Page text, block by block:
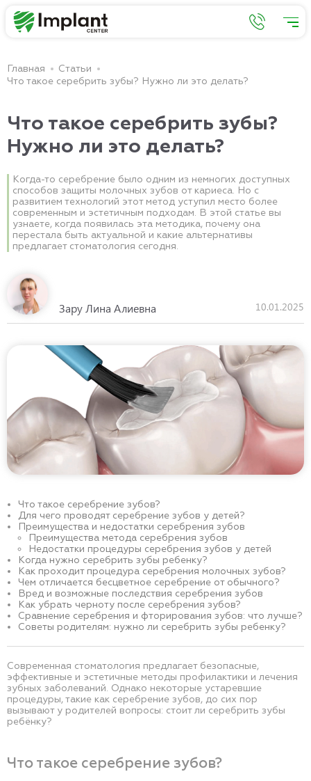
Главная
Статьи
Что такое серебрить зубы? Нужно ли это делать?
Что такое серебрить зубы?
Нужно ли это делать?
Когда-то серебрение было одним из немногих доступных
способов защиты молочных зубов от кариеса. Но с
развитием технологий этот метод уступил место более
современным и эстетичным подходам. В этой статье вы
узнаете, когда появилась эта методика, почему она
перестала быть актуальной и какие альтернативы
предлагает стоматология сегодня.
Зару Лина Алиевна 10.01.2025
Что такое серебрение зубов?
Для чего проводят серебрение зубов у детей?
Преимущества и недостатки серебрения зубов
Преимущества метода серебрения зубов
Недостатки процедуры серебрения зубов у детей
Когда нужно серебрить зубы ребенку?
Как проходит процедура серебрения молочных зубов?
Чем отличается бесцветное серебрение от обычного?
Вред и возможные последствия серебрения зубов
Как убрать черноту после серебрения зубов?
Сравнение серебрения и фторирования зубов: что лучше?
Советы родителям: нужно ли серебрить зубы ребенку?
Современная стоматология предлагает безопасные,
эффективные и эстетичные методы профилактики и лечения
зубных заболеваний. Однако некоторые устаревшие
процедуры, такие как серебрение зубов, до сих пор
вызывают у родителей вопросы: стоит ли серебрить зубы
ребёнку?
Что такое серебрение зубов?